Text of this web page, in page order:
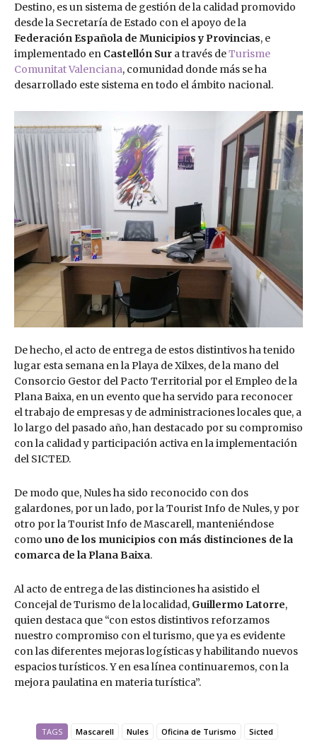
Destino, es un sistema de gestión de la calidad promovido
desde la Secretaría de Estado con el apoyo de la
Federación Española de Municipios y Provincias, e
implementado en Castellón Sur a través deTurisme
Comunitat Valenciana, comunidad donde más se ha
desarrollado este sistema en todo el ámbito nacional.
De hecho, el acto de entrega de estos distintivos ha tenido
lugar esta semana en la Playa de Xilxes, de la mano del
Consorcio Gestor del Pacto Territorial por el Empleo de la
Plana Baixa, en un evento que ha servido para reconocer
el trabajo de empresas y de administraciones locales que, a
lo largo del pasado año, han destacado por su compromiso
con la calidad y participación activa en la implementación
del SICTED.
De modo que, Nules ha sido reconocido con dos
galardones, por un lado, por la Tourist Info de Nules, y por
otro por la Tourist Info de Mascarell, manteniéndose
como uno de los municipios con más distinciones de la
comarca de la Plana Baixa.
Al acto de entrega de las distinciones ha asistido el
Concejal de Turismo de la localidad, Guillermo Latorre,
quien destaca que “con estos distintivos reforzamos
nuestro compromiso con el turismo, que ya es evidente
con las diferentes mejoras logísticas y habilitando nuevos
espacios turísticos. Y en esa línea continuaremos, con la
mejora paulatina en materia turística”.
TAGS Mascarell Nules Oficina de Turismo Sicted